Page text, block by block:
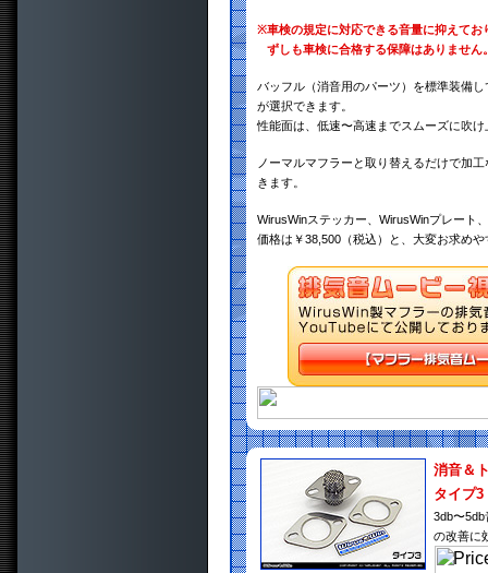
※車検の規定に対応できる音量に抑えて
ずしも車検に合格する保障はありませ
バッフル（消音用のパーツ）を標準装備
が選択できます。
性能面は、低速〜高速までスムーズに吹
ノーマルマフラーと取り替えるだけで加
きます。
WirusWinステッカー、WirusWinプレート
価格は￥38,500（税込）と、大変お求め
消音＆
タイプ3
3db〜
の改善に